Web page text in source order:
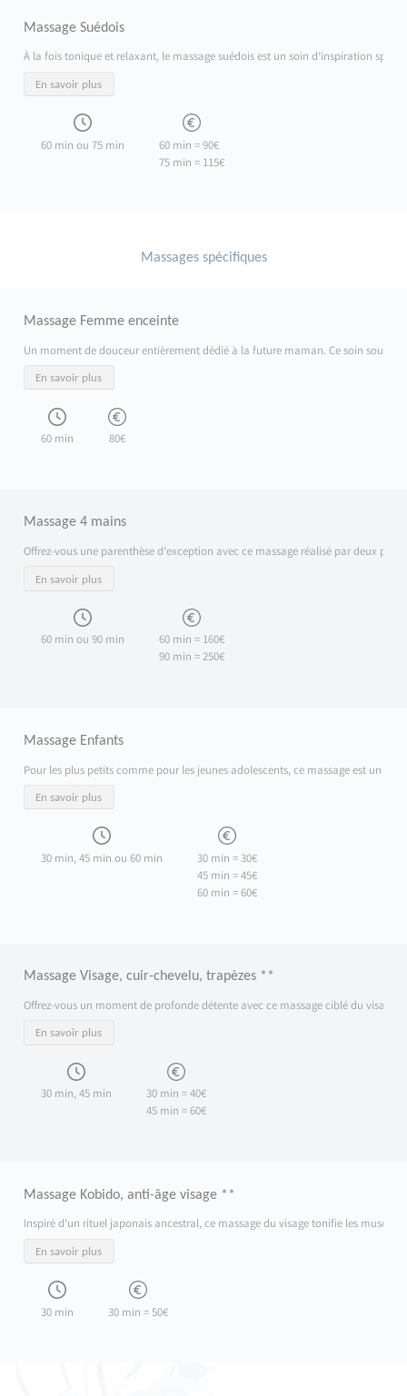
Massage Suédois
À la fois tonique et relaxant, le massage suédois est un soin d’inspiration
En savoir plus
60 min ou 75 min
60 min = 90€
75 min = 115€
Massages spécifiques
Massage Femme enceinte
Un moment de douceur entièrement dédié à la future maman. Ce soin
En savoir plus
60 min 80€
Massage 4 mains
Offrez-vous une parenthèse d’exception avec ce massage réalisé par deux
En savoir plus
60 min ou 90 min
60 min = 160€
90 min = 250€
Massage Enfants
Pour les plus petits comme pour les jeunes adolescents, ce massage est un
En savoir plus
30 min, 45 min ou 60 min
30 min = 30€
45 min = 45€
60 min = 60€
Massage Visage, cuir-chevelu, trapèzes **
Offrez-vous un moment de profonde détente avec ce massage ciblé du
En savoir plus
30 min, 45 min
30 min = 40€
45 min = 60€
Massage Kobido, anti-âge visage **
Inspiré d’un rituel japonais ancestral, ce massage du visage tonifie les
En savoir plus
30 min 30 min = 50€